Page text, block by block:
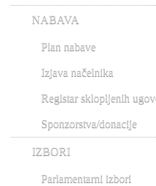
NABAVA
Plan nabave
Izjava načelnika
Registar sklopljenih
Sponzorstva/donacije
IZBORI
Parlamentarni izbori